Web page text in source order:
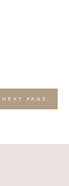
NEXT PAGE